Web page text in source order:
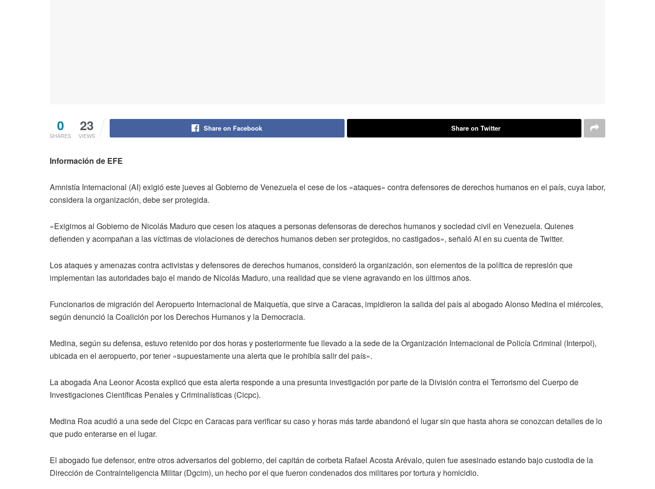
0
SHARES
23
VIEWS
Share on Facebook Share on Twitter
Información de EFE
Amnistía Internacional (AI) exigió este jueves al Gobierno de Venezuela el cese de los «ataques» contra defensores de derechos humanos en el país, cuya labor,
considera la organización, debe ser protegida.
«Exigimos al Gobierno de Nicolás Maduro que cesen los ataques a personas defensoras de derechos humanos y sociedad civil en Venezuela. Quienes
defienden y acompañan a las víctimas de violaciones de derechos humanos deben ser protegidos, no castigados», señaló AI en su cuenta de Twitter.
Los ataques y amenazas contra activistas y defensores de derechos humanos, consideró la organización, son elementos de la política de represión que
implementan las autoridades bajo el mando de Nicolás Maduro, una realidad que se viene agravando en los últimos años.
Funcionarios de migración del Aeropuerto Internacional de Maiquetía, que sirve a Caracas, impidieron la salida del país al abogado Alonso Medina el miércoles,
según denunció la Coalición por los Derechos Humanos y la Democracia.
Medina, según su defensa, estuvo retenido por dos horas y posteriormente fue llevado a la sede de la Organización Internacional de Policía Criminal (Interpol),
ubicada en el aeropuerto, por tener «supuestamente una alerta que le prohibía salir del país».
La abogada Ana Leonor Acosta explicó que esta alerta responde a una presunta investigación por parte de la División contra el Terrorismo del Cuerpo de
Investigaciones Científicas Penales y Criminalísticas (Cicpc).
Medina Roa acudió a una sede del Cicpc en Caracas para verificar su caso y horas más tarde abandonó el lugar sin que hasta ahora se conozcan detalles de lo
que pudo enterarse en el lugar.
El abogado fue defensor, entre otros adversarios del gobierno, del capitán de corbeta Rafael Acosta Arévalo, quien fue asesinado estando bajo custodia de la
Dirección de Contrainteligencia Militar (Dgcim), un hecho por el que fueron condenados dos militares por tortura y homicidio.